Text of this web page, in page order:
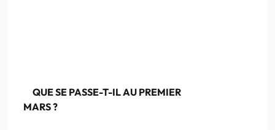
QUE SE PASSE-T-IL AU PREMIER
MARS ?